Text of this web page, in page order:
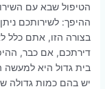
הטיפול שבא עם
ההיפך: לשירותכם
בצורה הזו, אתם כלל
דירתכם, אם כבר,
בית גדול היא למעשה
יש בהם כמות גדולה